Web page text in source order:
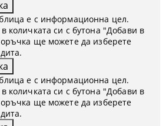
е с информационна цел.
количката си с бутона "Добави в
ще можете да изберете
е с информационна цел.
количката си с бутона "Добави в
ще можете да изберете